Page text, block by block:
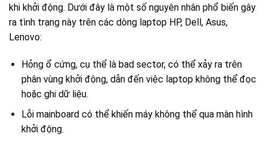
khi khởi động. Dưới đây là một số nguyên nhân phổ biến gây
ra tình trạng này trên các dòng laptop HP, Dell, Asus,
Lenovo:
Hỏng ổ cứng, cụ thể là bad sector, có thể xảy ra trên
phân vùng khởi động, dẫn đến việc laptop không thể đọc
hoặc ghi dữ liệu.
Lỗi mainboard có thể khiến máy không thể qua màn hình
khởi động.